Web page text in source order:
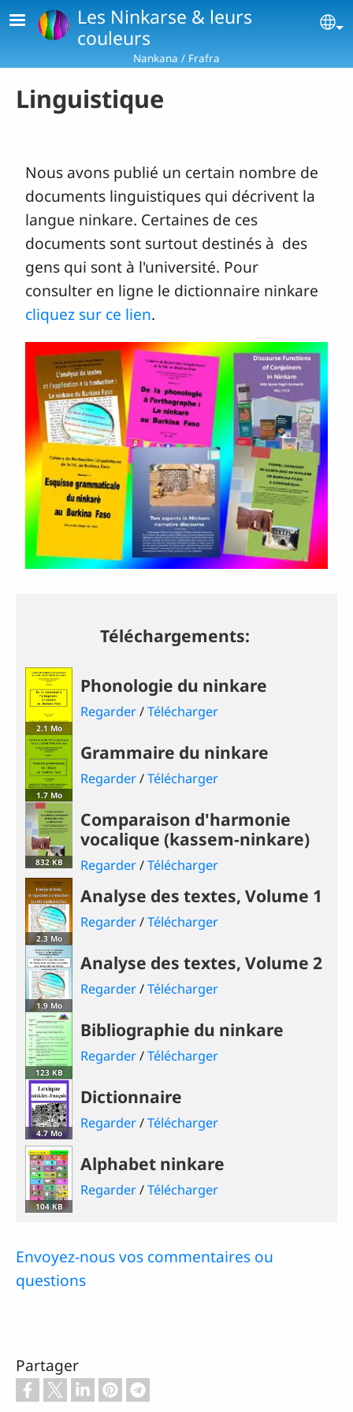
Aller au contenu principal
Les Ninkarse & leurs
couleurs
Nankana / Frafra
Linguistique
Nous avons publié un certain nombre de
documents linguistiques qui décrivent la
langue ninkare. Certaines de ces
documents sont surtout destinés à des
gens qui sont à l'université. Pour
consulter en ligne le dictionnaire ninkare
cliquez sur ce lien.
Téléchargements:
2.1 Mo
Phonologie du ninkare
Regarder/Télécharger
1.7 Mo
Grammaire du ninkare
Regarder/Télécharger
832 KB
Comparaison d'harmonie
vocalique (kassem-ninkare)
Regarder/Télécharger
2.3 Mo
Analyse des textes, Volume 1
Regarder/Télécharger
1.9 Mo
Analyse des textes, Volume 2
Regarder/Télécharger
123 KB
Bibliographie du ninkare
Regarder/Télécharger
4.7 Mo
Dictionnaire
Regarder/Télécharger
104 KB
Alphabet ninkare
Regarder/Télécharger
Envoyez-nous vos commentaires ou
questions
Partager